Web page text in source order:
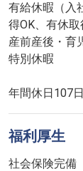
有給休暇（入
得OK、有休
産前産後・育
特別休暇
年間休日107日
福利厚生
社会保険完備